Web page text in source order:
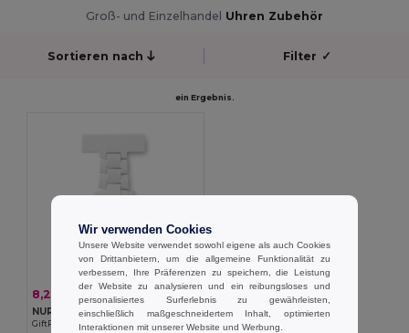
Groß- und Einzelhandel Uhren Zubehör
Sortieren nach Filter ✓
ein Ergebnis.
8,26 € -39%
NURWATCH Analoge Schwesternuhr
GiftRetail MO8256
Wir verwenden Cookies
Unsere Website verwendet sowohl eigene als auch Cookies
von Drittanbietern, um die allgemeine Funktionalität zu
verbessern, Ihre Präferenzen zu speichern, die Leistung
der Website zu analysieren und ein reibungsloses und
personalisiertes Surferlebnis zu gewährleisten,
einschließlich maßgeschneidertem Inhalt, optimierten
Interaktionen mit unserer Website und Werbung.